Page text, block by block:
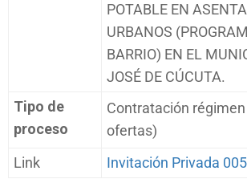
POTABLE EN
URBANOS
BARRIO) EN EL
JOSÉ DE CÚCUTA.
Tipo de
proceso
Contratación
ofertas)
Link
Invitación Privada 005